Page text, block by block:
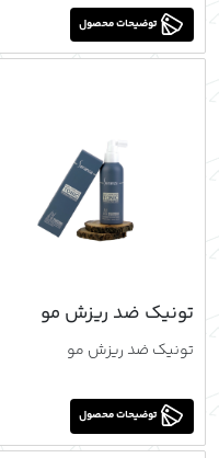
توضیحات محصول
تونیک ضد ریزش مو
تونیک ضد ریزش مو
توضیحات محصول